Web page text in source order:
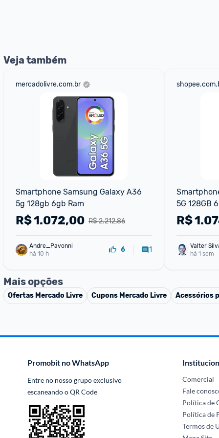
Veja também
mercadolivre.com.br
Smartphone Samsung Galaxy A36
5g 128gb 6gb Ram
R$ 2.212,86
R$1.072,00
Andre_Pavonni
há 10 h
6 1
5G 128GB
AMOLED
R$
Valter
há 1 sem
Mais opções
Ofertas Mercado Livre Cupons Mercado Livre Acessórios
Promobit no WhatsApp
Entre no nosso grupo exclusivo
escaneando o QR Code
Comercial
Fale
Política de
Política de
Termos de